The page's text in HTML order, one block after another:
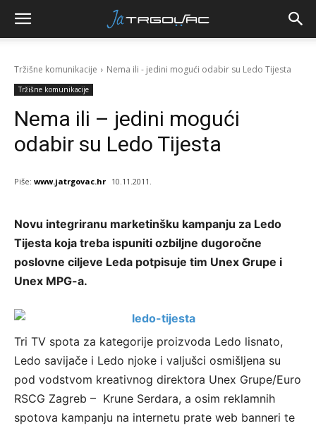
Tržišne komunikacije Nema ili - jedini mogući odabir su Ledo Tijesta
Tržišne komunikacije
Nema ili – jedini mogući
odabir su Ledo Tijesta
Piše: www.jatrgovac.hr 10.11.2011.
Novu integriranu marketinšku kampanju za Ledo
Tijesta koja treba ispuniti ozbiljne dugoročne
poslovne ciljeve Leda potpisuje tim Unex Grupe i
Unex MPG-a.
Tri TV spota za kategorije proizvoda Ledo lisnato,
Ledo savijače i Ledo njoke i valjušci osmišljena su
pod vodstvom kreativnog direktora Unex Grupe/Euro
RSCG Zagreb – Krune Serdara, a osim reklamnih
spotova kampanju na internetu prate web banneri te